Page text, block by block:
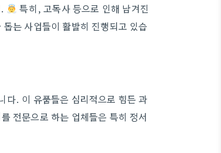
특히, 고독사 등으로 인해 남겨진
는 사업들이 활발히 진행되고 있습
다. 이 유품들은 심리적으로 힘든 과
를 전문으로 하는 업체들은 특히 정서